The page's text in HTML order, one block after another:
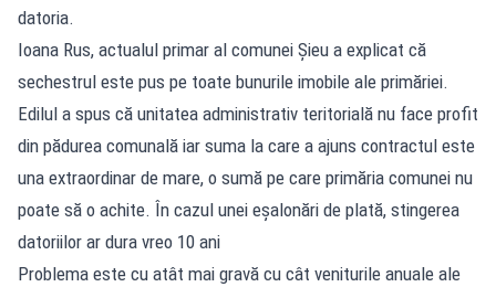
datoria.
Ioana Rus, actualul primar al comunei Șieu a explicat că
sechestrul este pus pe toate bunurile imobile ale primăriei.
Edilul a spus că unitatea administrativ teritorială nu face profit
din pădurea comunală iar suma la care a ajuns contractul este
una extraordinar de mare, o sumă pe care primăria comunei nu
poate să o achite. În cazul unei eșalonări de plată, stingerea
datoriilor ar dura vreo 10 ani
Problema este cu atât mai gravă cu cât veniturile anuale ale